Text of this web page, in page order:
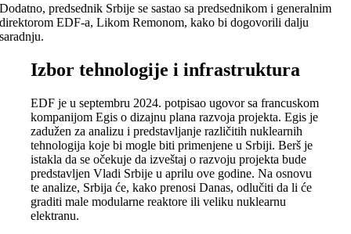
Dodatno, predsednik Srbije se sastao sa predsednikom i generalnim
direktorom EDF-a, Likom Remonom, kako bi dogovorili dalju
saradnju.
Izbor tehnologije i infrastruktura
EDF je u septembru 2024. potpisao ugovor sa francuskom
kompanijom Egis o dizajnu plana razvoja projekta. Egis je
zadužen za analizu i predstavljanje različitih nuklearnih
tehnologija koje bi mogle biti primenjene u Srbiji. Berš je
istakla da se očekuje da izveštaj o razvoju projekta bude
predstavljen Vladi Srbije u aprilu ove godine. Na osnovu
te analize, Srbija će, kako prenosi Danas, odlučiti da li će
graditi male modularne reaktore ili veliku nuklearnu
elektranu.